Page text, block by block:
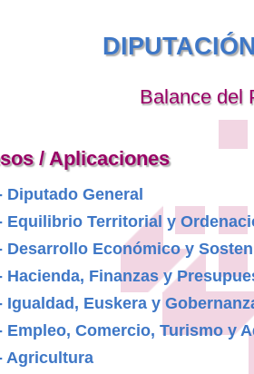
Balance del
/ Aplicaciones
Diputado General
Equilibrio Territorial y
Desarrollo Económico y
Hacienda, Finanzas y
Igualdad, Euskera y
Empleo, Comercio, Turismo y
Agricultura